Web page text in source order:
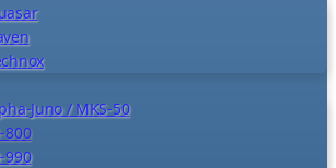
Juno / MKS-50
800
990